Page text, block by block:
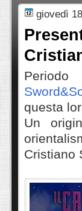
giovedì
questa
Un
Cristiano